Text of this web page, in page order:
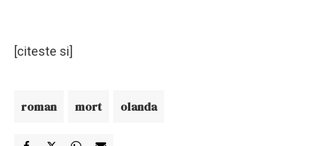
[citeste si]
roman mort olanda